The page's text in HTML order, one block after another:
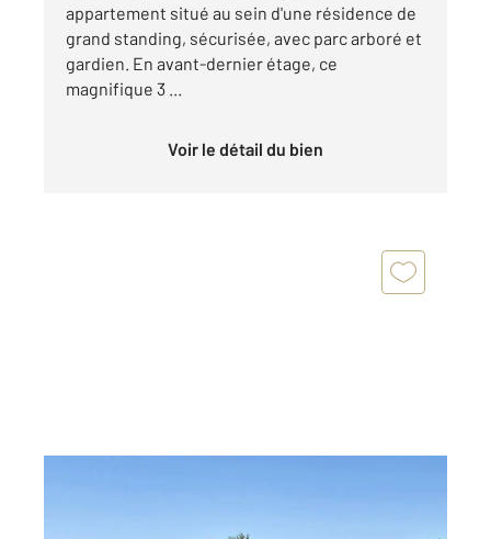
appartement situé au sein d'une résidence de
grand standing, sécurisée, avec parc arboré et
gardien. En avant-dernier étage, ce
magnifique 3 ...
Voir le détail du bien